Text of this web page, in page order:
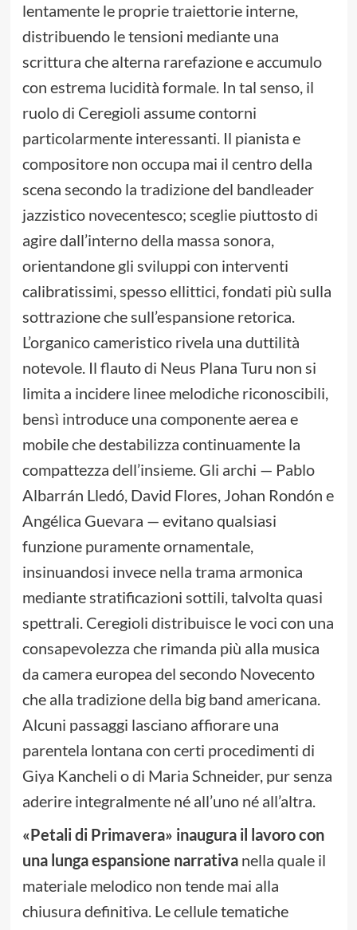
lentamente le proprie traiettorie interne,
distribuendo le tensioni mediante una
scrittura che alterna rarefazione e accumulo
con estrema lucidità formale. In tal senso, il
ruolo di Ceregioli assume contorni
particolarmente interessanti. Il pianista e
compositore non occupa mai il centro della
scena secondo la tradizione del bandleader
jazzistico novecentesco; sceglie piuttosto di
agire dall’interno della massa sonora,
orientandone gli sviluppi con interventi
calibratissimi, spesso ellittici, fondati più sulla
sottrazione che sull’espansione retorica.
L’organico cameristico rivela una duttilità
notevole. Il flauto di Neus Plana Turu non si
limita a incidere linee melodiche riconoscibili,
bensì introduce una componente aerea e
mobile che destabilizza continuamente la
compattezza dell’insieme. Gli archi — Pablo
Albarrán Lledó, David Flores, Johan Rondón e
Angélica Guevara — evitano qualsiasi
funzione puramente ornamentale,
insinuandosi invece nella trama armonica
mediante stratificazioni sottili, talvolta quasi
spettrali. Ceregioli distribuisce le voci con una
consapevolezza che rimanda più alla musica
da camera europea del secondo Novecento
che alla tradizione della big band americana.
Alcuni passaggi lasciano affiorare una
parentela lontana con certi procedimenti di
Giya Kancheli o di Maria Schneider, pur senza
aderire integralmente né all’uno né all’altra.
«Petali di Primavera» inaugura il lavoro con
una lunga espansione narrativanella quale il
materiale melodico non tende mai alla
chiusura definitiva. Le cellule tematiche